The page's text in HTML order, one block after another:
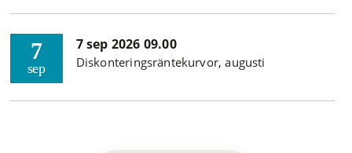
7
sep
7 sep 2026 09.00
Diskonteringsräntekurvor, augusti